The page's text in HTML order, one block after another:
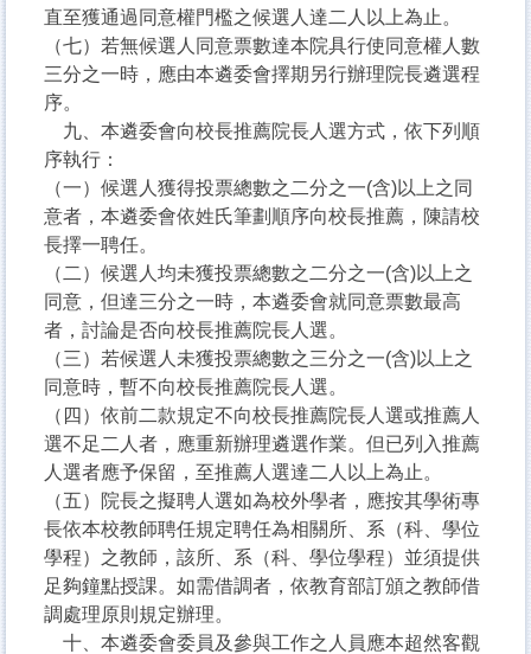
直至獲通過同意權門檻之候選人達二人以上為止。
（七）若無候選人同意票數達本院具行使同意權人數
三分之一時，應由本遴委會擇期另行辦理院長遴選程
序。
九、本遴委會向校長推薦院長人選方式，依下列順
序執行：
（一）候選人獲得投票總數之二分之一(含)以上之同
意者，本遴委會依姓氏筆劃順序向校長推薦，陳請校
長擇一聘任。
（二）候選人均未獲投票總數之二分之一(含)以上之
同意，但達三分之一時，本遴委會就同意票數最高
者，討論是否向校長推薦院長人選。
（三）若候選人未獲投票總數之三分之一(含)以上之
同意時，暫不向校長推薦院長人選。
（四）依前二款規定不向校長推薦院長人選或推薦人
選不足二人者，應重新辦理遴選作業。但已列入推薦
人選者應予保留，至推薦人選達二人以上為止。
（五）院長之擬聘人選如為校外學者，應按其學術專
長依本校教師聘任規定聘任為相關所、系（科、學位
學程）之教師，該所、系（科、學位學程）並須提供
足夠鐘點授課。如需借調者，依教育部訂頒之教師借
調處理原則規定辦理。
十、本遴委會委員及參與工作之人員應本超然客觀